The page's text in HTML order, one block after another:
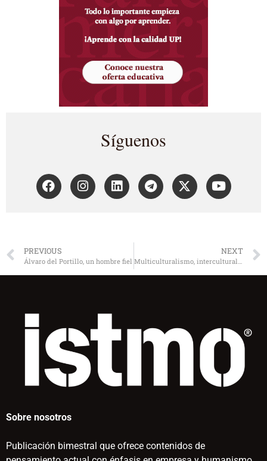
Síguenos
PREVIOUS
Álvaro del Portillo, un hombre fiel
NEXT
Sobre nosotros
Publicación bimestral que ofrece contenidos de